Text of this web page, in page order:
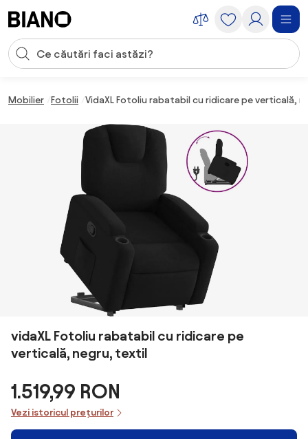
Introducerea căutării
Mobilier Fotolii VidaXL Fotoliu rabatabil cu ridicare pe verticală,
vidaXL Fotoliu rabatabil cu ridicare pe
verticală, negru, textil
1.519,99 RON
Vezi istoricul prețurilor